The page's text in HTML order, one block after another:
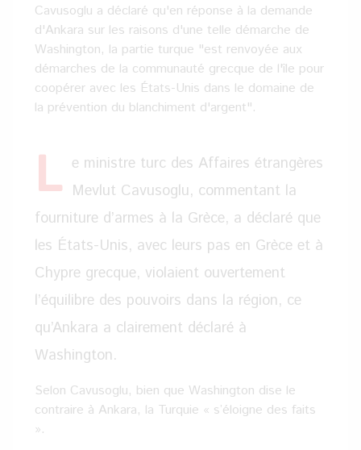
Cavusoglu a déclaré qu'en réponse à la demande
d'Ankara sur les raisons d'une telle démarche de
Washington, la partie turque "est renvoyée aux
démarches de la communauté grecque de l'île pour
coopérer avec les États-Unis dans le domaine de
la prévention du blanchiment d'argent".
L e ministre turc des Affaires étrangères
Mevlut Cavusoglu, commentant la
fourniture d’armes à la Grèce, a déclaré que
les États-Unis, avec leurs pas en Grèce et à
Chypre grecque, violaient ouvertement
l’équilibre des pouvoirs dans la région, ce
qu’Ankara a clairement déclaré à
Washington.
Selon Cavusoglu, bien que Washington dise le
contraire à Ankara, la Turquie « s’éloigne des faits
».